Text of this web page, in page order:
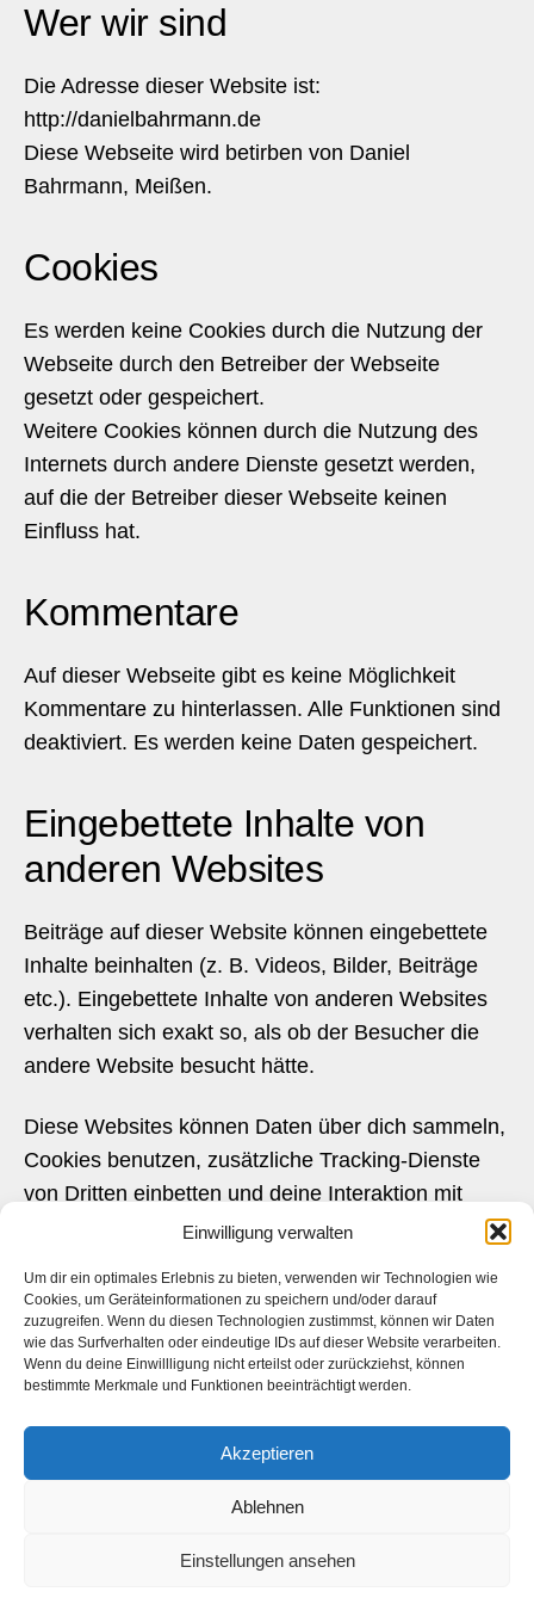
Einwilligung verwalten
Um dir ein optimales Erlebnis zu bieten, verwenden wir Technologien wie
Cookies, um Geräteinformationen zu speichern und/oder darauf
zuzugreifen. Wenn du diesen Technologien zustimmst, können wir Daten
wie das Surfverhalten oder eindeutige IDs auf dieser Website verarbeiten.
Wenn du deine Einwillligung nicht erteilst oder zurückziehst, können
bestimmte Merkmale und Funktionen beeinträchtigt werden.
Akzeptieren
Ablehnen
Einstellungen ansehen
Wer wir sind
Die Adresse dieser Website ist:
http://danielbahrmann.de
Diese Webseite wird betirben von Daniel
Bahrmann, Meißen.
Cookies
Es werden keine Cookies durch die Nutzung der
Webseite durch den Betreiber der Webseite
gesetzt oder gespeichert.
Weitere Cookies können durch die Nutzung des
Internets durch andere Dienste gesetzt werden,
auf die der Betreiber dieser Webseite keinen
Einfluss hat.
Kommentare
Auf dieser Webseite gibt es keine Möglichkeit
Kommentare zu hinterlassen. Alle Funktionen sind
deaktiviert. Es werden keine Daten gespeichert.
Eingebettete Inhalte von
anderen Websites
Beiträge auf dieser Website können eingebettete
Inhalte beinhalten (z. B. Videos, Bilder, Beiträge
etc.). Eingebettete Inhalte von anderen Websites
verhalten sich exakt so, als ob der Besucher die
andere Website besucht hätte.
Diese Websites können Daten über dich sammeln,
Cookies benutzen, zusätzliche Tracking-Dienste
von Dritten einbetten und deine Interaktion mit
diesem eingebetteten Inhalt aufzeichnen, inklusive
falls du ein Konto hast und auf dieser Website
angemeldet bist.
Mit wem wir Daten teilen
Auf diese Webseite werden keine Daten erfasst
oder gespeichert. bei der Nutzung des Internets
Webseite unabhängig von dieser Daten nutzen,